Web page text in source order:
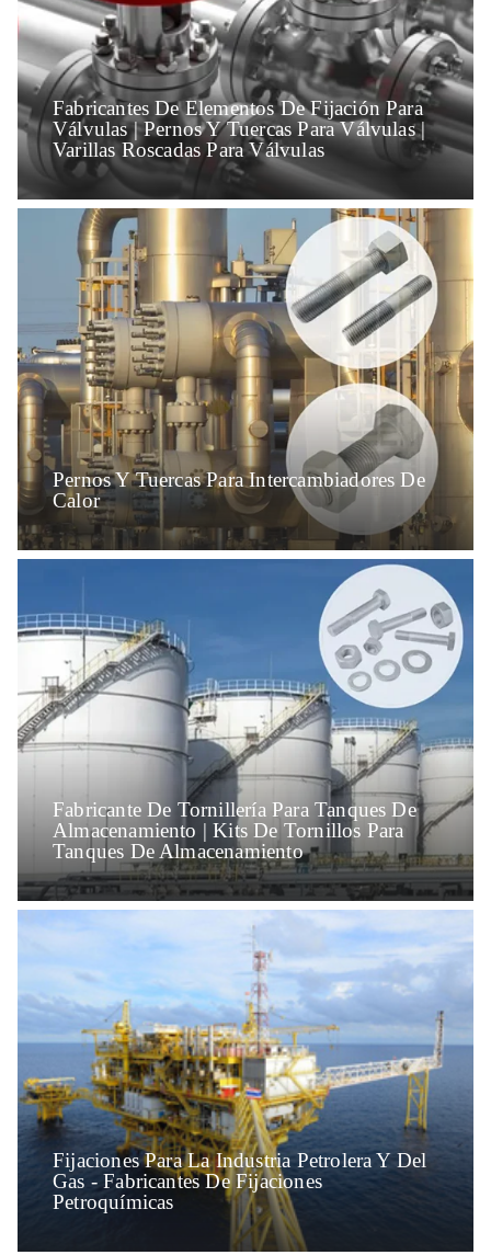
Fabricantes De Elementos De Fijación Para
Válvulas | Pernos Y Tuercas Para Válvulas |
Varillas Roscadas Para Válvulas
Pernos Y Tuercas Para Intercambiadores De
Calor
Fabricante De Tornillería Para Tanques De
Almacenamiento | Kits De Tornillos Para
Tanques De Almacenamiento
Fijaciones Para La Industria Petrolera Y Del
Gas - Fabricantes De Fijaciones
Petroquímicas